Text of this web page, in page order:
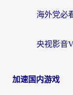
加速国内游戏